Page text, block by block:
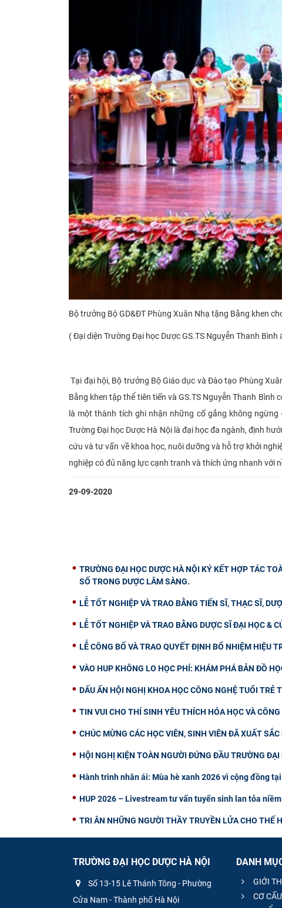
Bộ trưởng Bộ GD&ĐT Phùng Xuân Nhạ tặng Bằng khen
( Đại diện Trường Đại học Dược GS.TS Nguyễn Thanh
Tại đại hội, Bộ trưởng Bộ Giáo dục và Đào tạo Phùng
Bằng khen tập thể tiên tiến và GS.TS Nguyễn Thanh
là một thành tích ghi nhận những cố gắng không
Trường Đại học Dược Hà Nội là đại học đa ngành, định
cứu và tư vấn về khoa học, nuôi dưỡng và hỗ trợ khởi
nghiệp có đủ năng lực cạnh tranh và thích ứng nhanh với
29-09-2020
TRƯỜNG ĐẠI HỌC DƯỢC HÀ NỘI KÝ KẾT HỢP TÁC
SỐ TRONG DƯỢC LÂM SÀNG.
LỄ TỐT NGHIỆP VÀ TRAO BẰNG TIẾN SĨ, THẠC SĨ,
LỄ TỐT NGHIỆP VÀ TRAO BẰNG DƯỢC SĨ ĐẠI HỌC &
LỄ CÔNG BỐ VÀ TRAO QUYẾT ĐỊNH BỔ NHIỆM HIỆU
VÀO HUP KHÔNG LO HỌC PHÍ: KHÁM PHÁ BẢN ĐỒ
DẤU ẤN HỘI NGHỊ KHOA HỌC CÔNG NGHỆ TUỔI
TIN VUI CHO THÍ SINH YÊU THÍCH HÓA HỌC VÀ
CHÚC MỪNG CÁC HỌC VIÊN, SINH VIÊN ĐÃ XUẤT
HỘI NGHỊ KIỆN TOÀN NGƯỜI ĐỨNG ĐẦU TRƯỜNG ĐẠI
Hành trình nhân ái: Mùa hè xanh 2026 vì cộng đồng
HUP 2026 – Livestream tư vấn tuyển sinh lan tỏa
TRI ÂN NHỮNG NGƯỜI THẦY TRUYỀN LỬA CHO THẾ
TRƯỜNG ĐẠI HỌC DƯỢC HÀ NỘI
Số 13-15 Lê Thánh Tông - Phường
Cửa Nam - Thành phố Hà Nội
DANH
GIỚI
CƠ